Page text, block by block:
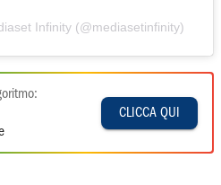
Infinity (@mediasetinfinity)
CLICCA QUI